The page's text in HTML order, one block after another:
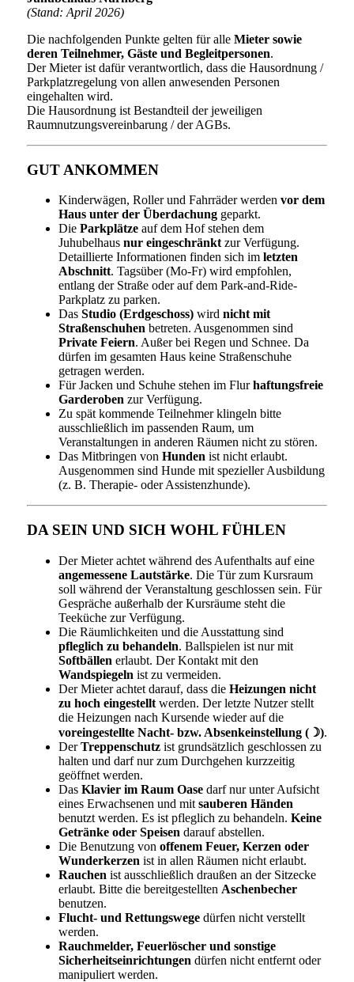
(Stand: April 2026)
Die nachfolgenden Punkte gelten für alle Mieter sowie
deren Teilnehmer, Gäste und Begleitpersonen.
Der Mieter ist dafür verantwortlich, dass die Hausordnung /
Parkplatzregelung von allen anwesenden Personen
eingehalten wird.
Die Hausordnung ist Bestandteil der jeweiligen
Raumnutzungsvereinbarung / der AGBs.
GUT ANKOMMEN
Kinderwägen, Roller und Fahrräder werden vor dem
Haus unter der Überdachunggeparkt.
Die Parkplätzeauf dem Hof stehen dem
Juhubelhaus nur eingeschränktzur Verfügung.
Detaillierte Informationen finden sich im letzten
Abschnitt. Tagsüber (Mo-Fr) wird empfohlen,
entlang der Straße oder auf dem Park-and-Ride-
Parkplatz zu parken.
Das Studio (Erdgeschoss)wird nicht mit
Straßenschuhen betreten. Ausgenommen sind
Private Feiern. Außer bei Regen und Schnee. Da
dürfen im gesamten Haus keine Straßenschuhe
getragen werden.
Für Jacken und Schuhe stehen im Flurhaftungsfreie
Garderoben zur Verfügung.
Zu spät kommende Teilnehmer klingeln bitte
ausschließlich im passenden Raum, um
Veranstaltungen in anderen Räumen nicht zu stören.
Das Mitbringen von Hunden ist nicht erlaubt.
Ausgenommen sind Hunde mit spezieller Ausbildung
(z. B. Therapie- oder Assistenzhunde).
DA SEIN UND SICH WOHL FÜHLEN
Der Mieter achtet während des Aufenthalts auf eine
angemessene Lautstärke. Die Tür zum Kursraum
soll während der Veranstaltung geschlossen sein. Für
Gespräche außerhalb der Kursräume steht die
Teeküche zur Verfügung.
Die Räumlichkeiten und die Ausstattung sind
pfleglich zu behandeln. Ballspielen ist nur mit
Softbällen erlaubt. Der Kontakt mit den
Wandspiegeln ist zu vermeiden.
Der Mieter achtet darauf, dass die Heizungen nicht
zu hoch eingestelltwerden. Der letzte Nutzer stellt
die Heizungen nach Kursende wieder auf die
voreingestellte Nacht- bzw. Absenkeinstellung (☽).
DerTreppenschutzist grundsätzlich geschlossen zu
halten und darf nur zum Durchgehen kurzzeitig
geöffnet werden.
Das Klavier im Raum Oasedarf nur unter Aufsicht
eines Erwachsenen und mit sauberen Händen
benutzt werden. Es ist pfleglich zu behandeln. Keine
Getränke oder Speisen darauf abstellen.
Die Benutzung von offenem Feuer, Kerzen oder
Wunderkerzen ist in allen Räumen nicht erlaubt.
Rauchen ist ausschließlich draußen an der Sitzecke
erlaubt. Bitte die bereitgestellten Aschenbecher
benutzen.
Flucht- und Rettungswegedürfen nicht verstellt
werden.
Rauchmelder, Feuerlöscher und sonstige
Sicherheitseinrichtungen dürfen nicht entfernt oder
manipuliert werden.